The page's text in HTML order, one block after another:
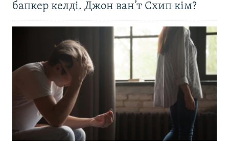
бапкер келді. Джон ван’т Схип кім?